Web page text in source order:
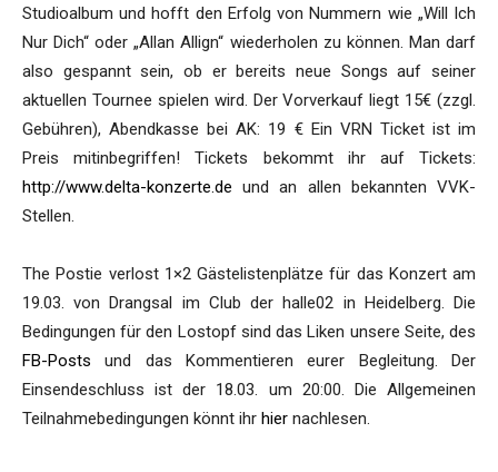
Studioalbum und hofft den Erfolg von Nummern wie „Will Ich
Nur Dich“ oder „Allan Allign“ wiederholen zu können. Man darf
also gespannt sein, ob er bereits neue Songs auf seiner
aktuellen Tournee spielen wird. Der Vorverkauf liegt 15€ (zzgl.
Gebühren), Abendkasse bei AK: 19 € Ein VRN Ticket ist im
Preis mitinbegriffen! Tickets bekommt ihr auf Tickets:
http://www.delta-konzerte.de und an allen bekannten VVK-
Stellen.
The Postie verlost 1×2 Gästelistenplätze für das Konzert am
19.03. von Drangsal im Club der halle02 in Heidelberg. Die
Bedingungen für den Lostopf sind das Liken unsere Seite, des
FB-Postsund das Kommentieren eurer Begleitung. Der
Einsendeschluss ist der 18.03. um 20:00. Die Allgemeinen
Teilnahmebedingungen könnt ihr hier nachlesen.